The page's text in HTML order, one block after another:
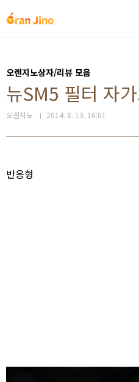
오렌지노상자/리뷰 모음
뉴SM5 필터 자
오렌지노 2014. 8. 13. 16:01
반응형